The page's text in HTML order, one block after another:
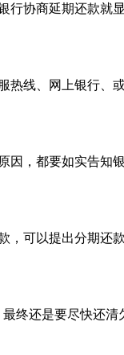
协商延期还款就
线、网上银行、
，都要如实告知
可以提出分期还
终还是要尽快还